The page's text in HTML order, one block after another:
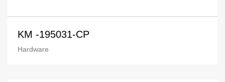
KM -195031-CP
Hardware